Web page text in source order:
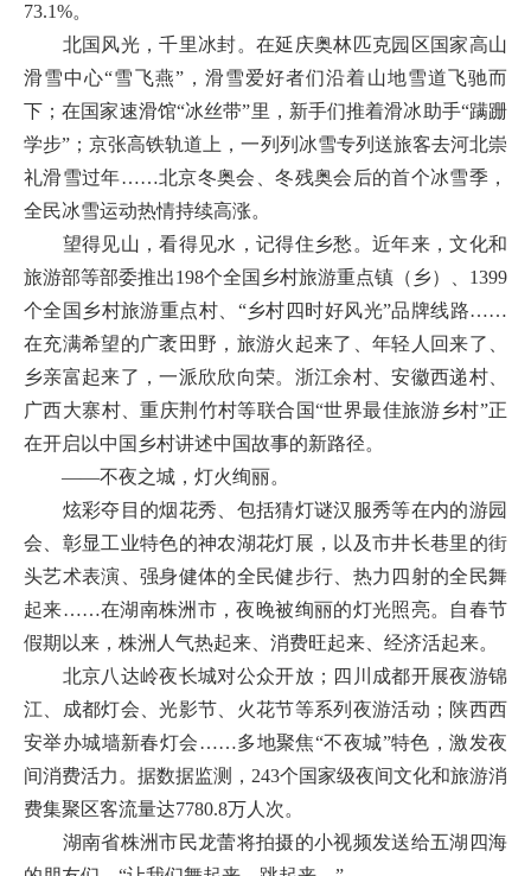
73.1%。
北国风光，千里冰封。在延庆奥林匹克园区国家高山
滑雪中心“雪飞燕”，滑雪爱好者们沿着山地雪道飞驰而
下；在国家速滑馆“冰丝带”里，新手们推着滑冰助手“蹒跚
学步”；京张高铁轨道上，一列列冰雪专列送旅客去河北崇
礼滑雪过年……北京冬奥会、冬残奥会后的首个冰雪季，
全民冰雪运动热情持续高涨。
望得见山，看得见水，记得住乡愁。近年来，文化和
旅游部等部委推出198个全国乡村旅游重点镇（乡）、1399
个全国乡村旅游重点村、“乡村四时好风光”品牌线路……
在充满希望的广袤田野，旅游火起来了、年轻人回来了、
乡亲富起来了，一派欣欣向荣。浙江余村、安徽西递村、
广西大寨村、重庆荆竹村等联合国“世界最佳旅游乡村”正
在开启以中国乡村讲述中国故事的新路径。
——不夜之城，灯火绚丽。
炫彩夺目的烟花秀、包括猜灯谜汉服秀等在内的游园
会、彰显工业特色的神农湖花灯展，以及市井长巷里的街
头艺术表演、强身健体的全民健步行、热力四射的全民舞
起来……在湖南株洲市，夜晚被绚丽的灯光照亮。自春节
假期以来，株洲人气热起来、消费旺起来、经济活起来。
北京八达岭夜长城对公众开放；四川成都开展夜游锦
江、成都灯会、光影节、火花节等系列夜游活动；陕西西
安举办城墙新春灯会……多地聚焦“不夜城”特色，激发夜
间消费活力。据数据监测，243个国家级夜间文化和旅游消
费集聚区客流量达7780.8万人次。
湖南省株洲市民龙蕾将拍摄的小视频发送给五湖四海